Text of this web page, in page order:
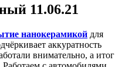
11.06.21
нанокерамикой для
аккуратность
внимательно, а итог